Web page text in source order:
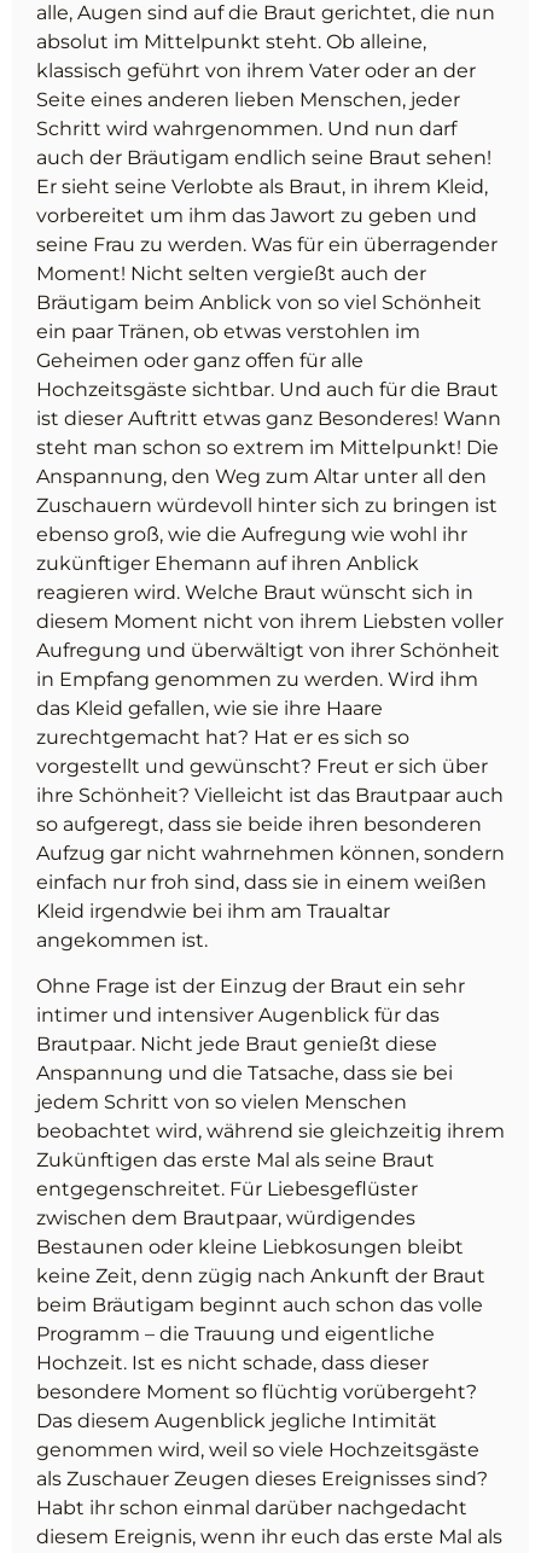
alle, Augen sind auf die Braut gerichtet, die nun
absolut im Mittelpunkt steht. Ob alleine,
klassisch geführt von ihrem Vater oder an der
Seite eines anderen lieben Menschen, jeder
Schritt wird wahrgenommen. Und nun darf
auch der Bräutigam endlich seine Braut sehen!
Er sieht seine Verlobte als Braut, in ihrem Kleid,
vorbereitet um ihm das Jawort zu geben und
seine Frau zu werden. Was für ein überragender
Moment! Nicht selten vergießt auch der
Bräutigam beim Anblick von so viel Schönheit
ein paar Tränen, ob etwas verstohlen im
Geheimen oder ganz offen für alle
Hochzeitsgäste sichtbar. Und auch für die Braut
ist dieser Auftritt etwas ganz Besonderes! Wann
steht man schon so extrem im Mittelpunkt! Die
Anspannung, den Weg zum Altar unter all den
Zuschauern würdevoll hinter sich zu bringen ist
ebenso groß, wie die Aufregung wie wohl ihr
zukünftiger Ehemann auf ihren Anblick
reagieren wird. Welche Braut wünscht sich in
diesem Moment nicht von ihrem Liebsten voller
Aufregung und überwältigt von ihrer Schönheit
in Empfang genommen zu werden. Wird ihm
das Kleid gefallen, wie sie ihre Haare
zurechtgemacht hat? Hat er es sich so
vorgestellt und gewünscht? Freut er sich über
ihre Schönheit? Vielleicht ist das Brautpaar auch
so aufgeregt, dass sie beide ihren besonderen
Aufzug gar nicht wahrnehmen können, sondern
einfach nur froh sind, dass sie in einem weißen
Kleid irgendwie bei ihm am Traualtar
angekommen ist.
Ohne Frage ist der Einzug der Braut ein sehr
intimer und intensiver Augenblick für das
Brautpaar. Nicht jede Braut genießt diese
Anspannung und die Tatsache, dass sie bei
jedem Schritt von so vielen Menschen
beobachtet wird, während sie gleichzeitig ihrem
Zukünftigen das erste Mal als seine Braut
entgegenschreitet. Für Liebesgeflüster
zwischen dem Brautpaar, würdigendes
Bestaunen oder kleine Liebkosungen bleibt
keine Zeit, denn zügig nach Ankunft der Braut
beim Bräutigam beginnt auch schon das volle
Programm – die Trauung und eigentliche
Hochzeit. Ist es nicht schade, dass dieser
besondere Moment so flüchtig vorübergeht?
Das diesem Augenblick jegliche Intimität
genommen wird, weil so viele Hochzeitsgäste
als Zuschauer Zeugen dieses Ereignisses sind?
Habt ihr schon einmal darüber nachgedacht
diesem Ereignis, wenn ihr euch das erste Mal als